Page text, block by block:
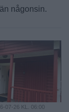
någonsin.
07-26 KL. 06:00